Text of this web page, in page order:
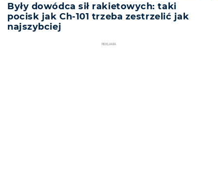
Były dowódca sił rakietowych: taki
pocisk jak Ch-101 trzeba zestrzelić jak
najszybciej
REKLAMA